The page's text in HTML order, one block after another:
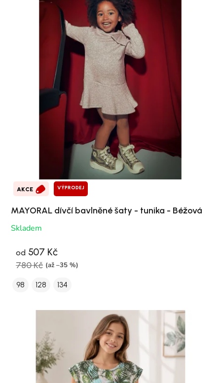
AKCE VÝPRODEJ
MAYORAL dívčí bavlněné šaty - tunika - Béžová
Skladem
od 507 Kč
780 Kč (až –35 %)
98 128 134